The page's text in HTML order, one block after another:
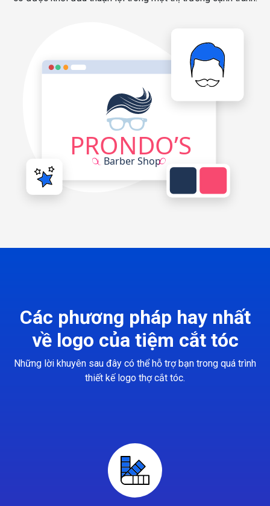
Các phương pháp hay nhất
về logo của tiệm cắt tóc
Những lời khuyên sau đây có thể hỗ trợ bạn trong quá trình
thiết kế logo thợ cắt tóc.